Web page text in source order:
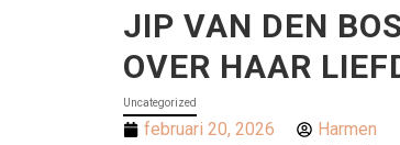
JIP VAN DEN
OVER HAAR
Uncategorized
februari 20, 2026
Harmen